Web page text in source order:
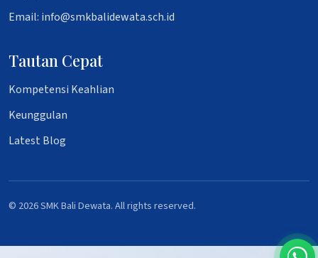
Email: info@smkbalidewata.sch.id
Tautan Cepat
Kompetensi Keahlian
Keunggulan
Latest Blog
© 2026 SMK Bali Dewata. All rights reserved.